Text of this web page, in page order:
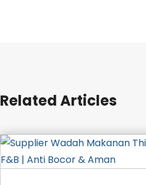
Related Articles